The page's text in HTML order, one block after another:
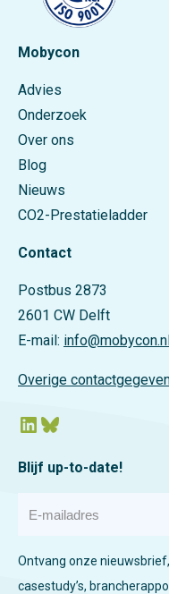
Mobycon
Advies
Onderzoek
Over ons
Blog
Nieuws
CO2-Prestatieladder
Contact
Postbus 2873
2601 CW Delft
E-mail:
Overige
LinkedIn Bluesky
Blijf up-to-date!
a
i
l
Ontvang onze
casestudy’s,